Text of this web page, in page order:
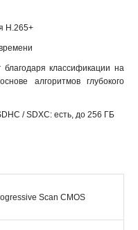
H.265+
классификации на
алгоритмов глубокого
/ SDXC: есть, до 256 ГБ
Scan CMOS